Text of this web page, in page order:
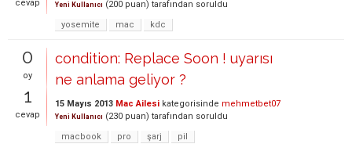
cevap Yeni Kullanıcı (200 puan) tarafından soruldu
yosemite
mac kdc
0
oy
1
cevap
condition: Replace Soon ! uyarısı
ne anlama geliyor ?
15 Mayıs 2013 Mac Ailesi kategorisinde mehmetbet07
Yeni Kullanıcı (230 puan) tarafından soruldu
macbook
pro şarj pil